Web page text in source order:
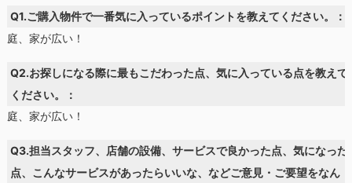
Q1.ご購入物件で一番気に入っているポイントを教えてください。：
庭、家が広い！
Q2.お探しになる際に最もこだわった点、気に入っている点を教えて
ください。：
庭、家が広い！
Q3.担当スタッフ、店舗の設備、サービスで良かった点、気になった
点、こんなサービスがあったらいいな、などご意見・ご要望をなん